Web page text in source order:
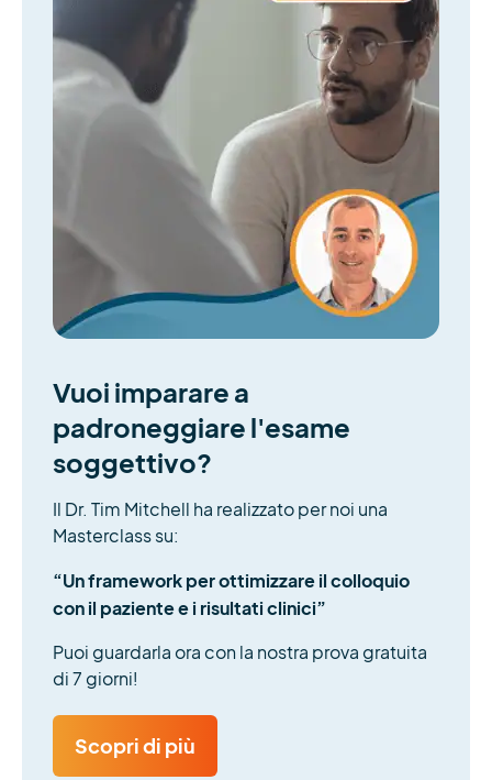
Vuoi imparare a
padroneggiare l'esame
soggettivo?
Il Dr. Tim Mitchell ha realizzato per noi una
Masterclass su:
“Un framework per ottimizzare il colloquio
con il paziente e i risultati clinici”
Puoi guardarla ora con la nostra prova gratuita
di 7 giorni!
Scopri di più